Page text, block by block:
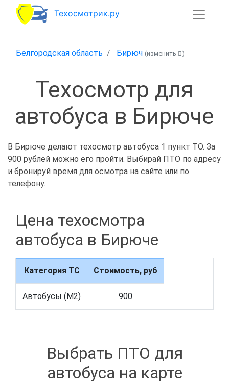
Техосмотрик.ру
Белгородская область Бирюч (изменить )
Техосмотр для
автобуса в Бирюче
В Бирюче делают техосмотр автобуса 1 пункт ТО. За
900 рублей можно его пройти. Выбирай ПТО по адресу
и бронируй время для осмотра на сайте или по
телефону.
Цена техосмотра
автобуса в Бирюче
Категория ТС Стоимость, руб
Автобусы (M2) 900
Выбрать ПТО для
автобуса на карте